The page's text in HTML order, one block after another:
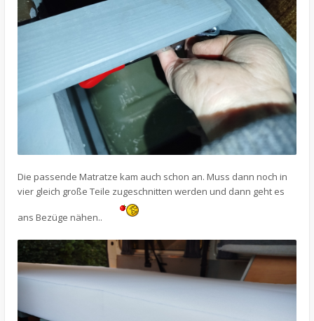
Die passende Matratze kam auch schon an. Muss dann noch in
vier gleich große Teile zugeschnitten werden und dann geht es
ans Bezüge nähen..